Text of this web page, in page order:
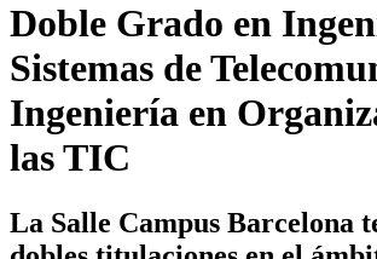
Doble Grado en
Sistemas de
Ingeniería en
las TIC
La Salle Campus Barcelona